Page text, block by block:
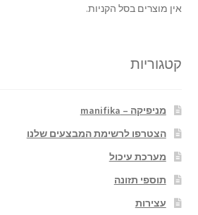
אין מוצרים בסל הקניות.
קטגוריות
מניפיקה – manifika
הצטרפו לרשימת המבצעים שלנו
מערכת עיכול
תוספי תזונה
עצירות